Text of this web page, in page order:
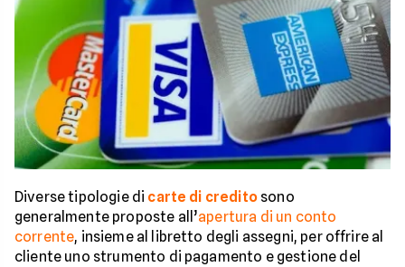
Diverse tipologie di carte di creditosono
generalmente proposte all’apertura di un conto
corrente, insieme al libretto degli assegni, per offrire al
cliente uno strumento di pagamento e gestione del